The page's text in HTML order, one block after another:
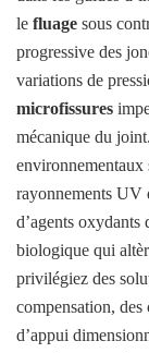
le fluage sous
progressive des
variations de
microfissures
mécanique du
environnementaux
rayonnements UV
d’agents oxydants
biologique qui
privilégiez des
compensation,
d’appui